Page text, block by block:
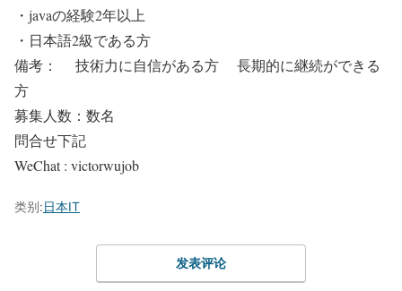
・javaの経験2年以上
・日本語2級である方
備考： 技術力に自信がある方 長期的に継続ができる
方
募集人数：数名
問合せ下記
WeChat : victorwujob
类别:日本IT
发表评论